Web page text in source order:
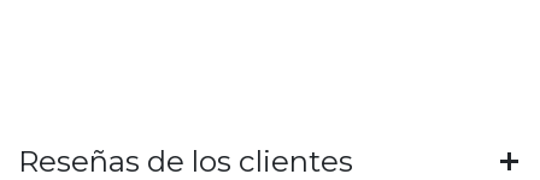
Reseñas de los clientes